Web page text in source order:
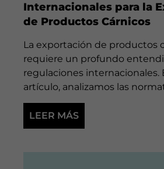
Internacionales para la
de Productos Cárnicos
La exportación de productos
requiere un profundo
regulaciones internacionales.
artículo, analizamos las
LEER MÁS